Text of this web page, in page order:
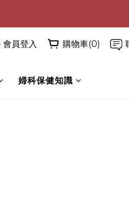
會員登入 購物車(0)
婦科保健知識